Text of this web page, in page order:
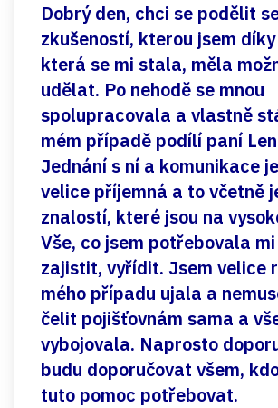
Dobrý den, chci se podělit
zkušeností, kterou jsem
která se mi stala, měla
udělat. Po nehodě se mnou
spolupracovala a vlastně
mém případě podílí paní
Jednání s ní a komunikace
velice příjemná a to včetně
znalostí, které jsou na
Vše, co jsem potřebovala
zajistit, vyřídit. Jsem velice
mého případu ujala a
čelit pojišťovnám sama a
vybojovala. Naprosto
budu doporučovat všem,
tuto pomoc potřebovat.